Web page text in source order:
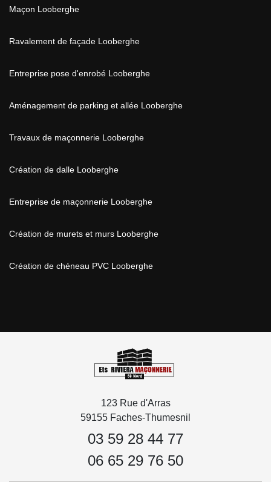
Maçon Looberghe
Ravalement de façade Looberghe
Entreprise pose d'enrobé Looberghe
Aménagement de parking et allée Looberghe
Travaux de maçonnerie Looberghe
Création de dalle Looberghe
Entreprise de maçonnerie Looberghe
Création de murets et murs Looberghe
Création de chéneau PVC Looberghe
123 Rue d'Arras
59155 Faches-Thumesnil
03 59 28 44 77
06 65 29 76 50